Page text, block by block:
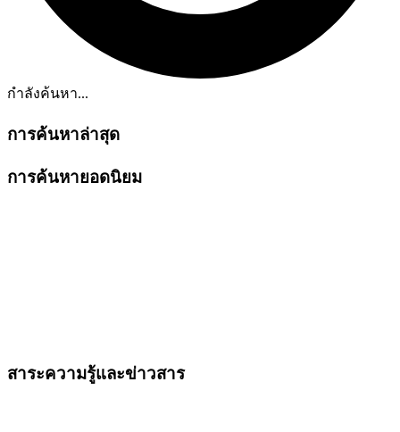
กำลังค้นหา...
การค้นหาล่าสุด
การค้นหายอดนิยม
สาระความรู้และข่าวสาร